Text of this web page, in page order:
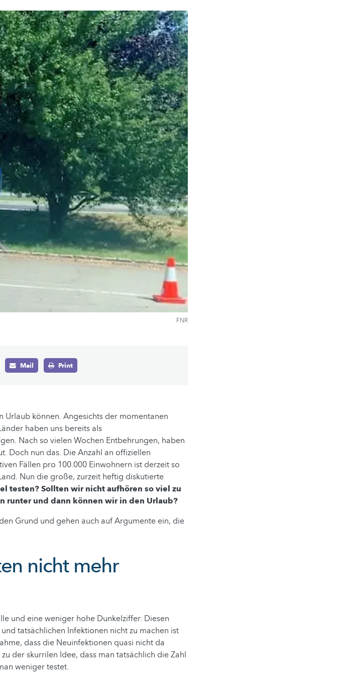
FNR
Mail Print
können. Angesichts der momentanen
haben uns bereits als
Nach so vielen Wochen Entbehrungen, haben
Doch nun das. Die Anzahl an offiziellen
Fällen pro 100.000 Einwohnern ist derzeit so
Nun die große, zurzeit heftig diskutierte
testen? Sollten wir nicht aufhören so viel zu
runter und dann können wir in den Urlaub?
Grund und gehen auch auf Argumente ein, die
nicht mehr
und eine weniger hohe Dunkelziffer. Diesen
tatsächlichen Infektionen nicht zu machen ist
dass die Neuinfektionen quasi nicht da
der skurrilen Idee, dass man tatsächlich die Zahl
weniger testet.